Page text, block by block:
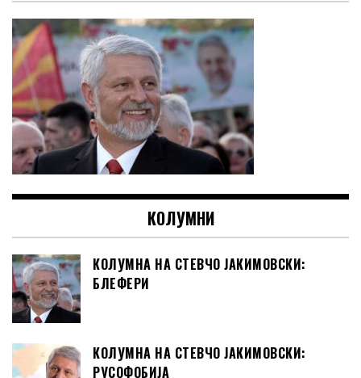
КОЛУМНИ
КОЛУМНА НА СТЕВЧО ЈАКИМОВСКИ:
БЛЕФЕРИ
КОЛУМНА НА СТЕВЧО ЈАКИМОВСКИ:
РУСОФОБИЈА